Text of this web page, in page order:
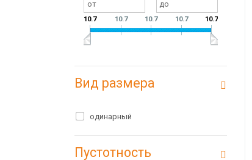
10.7 10.7 10.7 10.7 10.7
Вид размера
одинарный
Пустотность